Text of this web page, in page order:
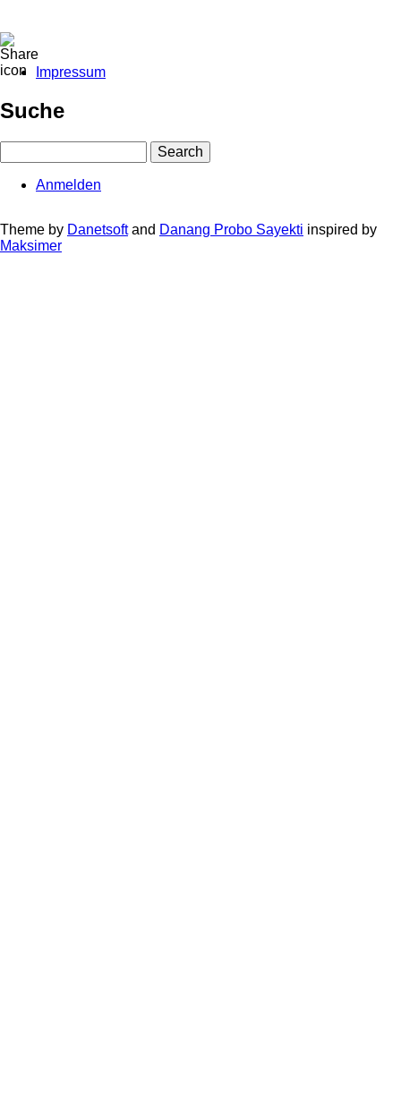
Impressum
Suche
account
menu
Anmelden
Theme by Danetsoftand Danang Probo Sayekti inspired by
Maksimer